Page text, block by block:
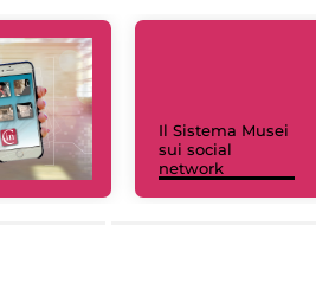
Il Sistema Musei
sui social
network